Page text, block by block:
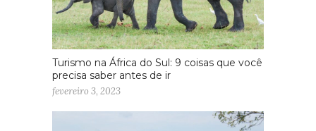
Turismo na África do Sul: 9 coisas que você
precisa saber antes de ir
fevereiro 3, 2023